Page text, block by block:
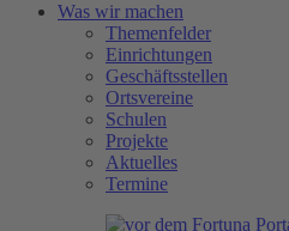
Was wir machen
Themenfelder
Einrichtungen
Geschäftsstellen
Ortsvereine
Schulen
Projekte
Aktuelles
Termine